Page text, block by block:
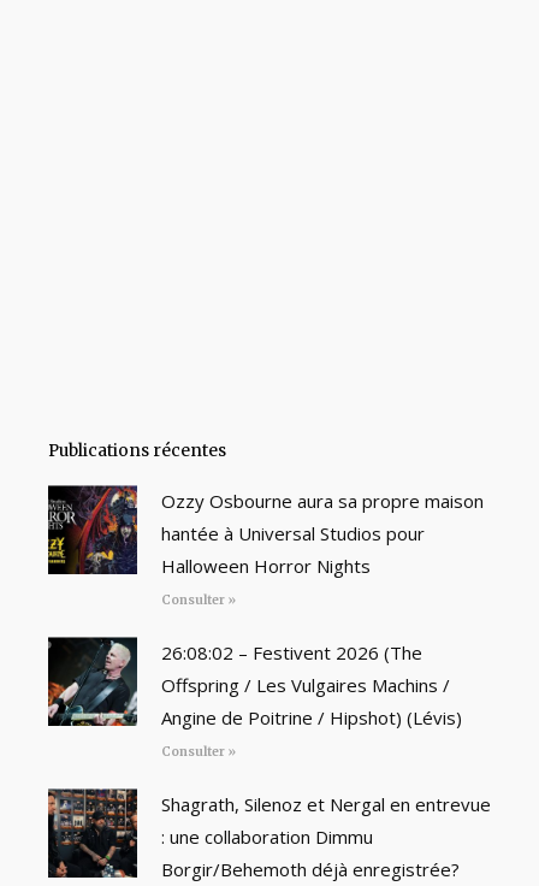
Publications récentes
Ozzy Osbourne aura sa propre maison
hantée à Universal Studios pour
Halloween Horror Nights
Consulter »
26:08:02 – Festivent 2026 (The
Offspring / Les Vulgaires Machins /
Angine de Poitrine / Hipshot) (Lévis)
Consulter »
Shagrath, Silenoz et Nergal en entrevue
: une collaboration Dimmu
Borgir/Behemoth déjà enregistrée?